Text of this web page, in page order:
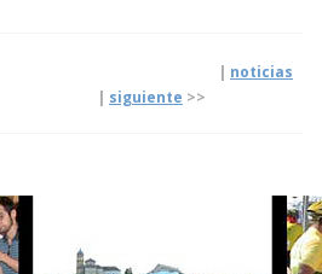
| noticias
| siguiente >>